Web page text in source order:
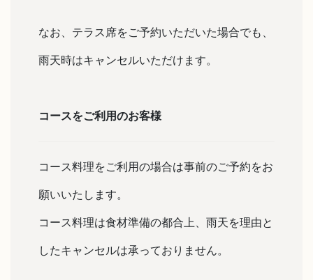
なお、テラス席をご予約いただいた場合でも、
雨天時はキャンセルいただけます。
コースをご利用のお客様
コース料理をご利用の場合は事前のご予約をお
願いいたします。
コース料理は食材準備の都合上、雨天を理由と
したキャンセルは承っておりません。